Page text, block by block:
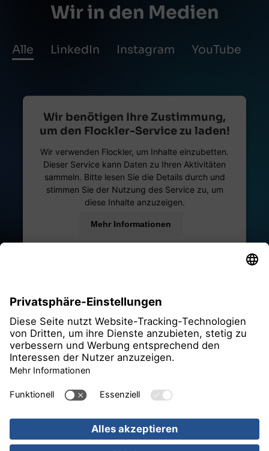
Wir in den Medien
Alle LinkedIn Instagram YouTube
Wir benötigen Ihre Zustimmung,
um den Flockler-Service zu laden!
Wir verwenden Flockler, um Inhalte einzubetten.
Dieser Service kann Daten zu Ihren Aktivitäten
sammeln. Bitte lesen Sie die Details durch und
stimmen Sie der Nutzung des Service zu, um
diese Inhalte anzuzeigen.
Mehr Informationen